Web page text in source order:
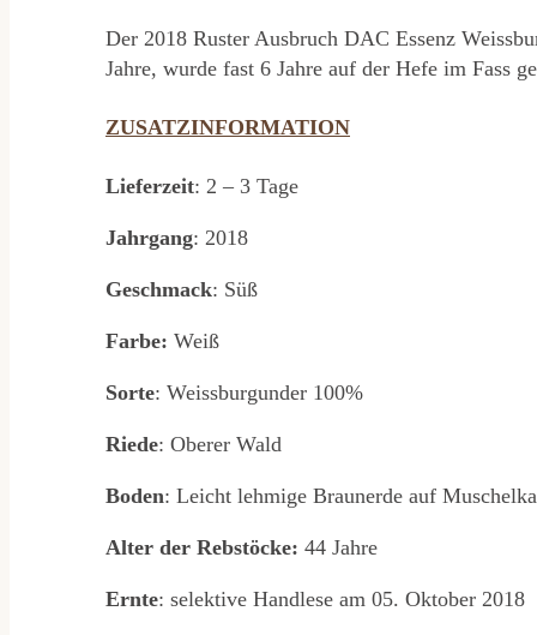
Der 2018 Ruster Ausbruch DAC Essenz
Jahre, wurde fast 6 Jahre auf der Hefe im Fass
ZUSATZINFORMATION
Lieferzeit: 2 – 3 Tage
Jahrgang: 2018
Geschmack: Süß
Farbe: Weiß
Sorte: Weissburgunder 100%
Riede: Oberer Wald
Boden: Leicht lehmige Braunerde auf
Alter der Rebstöcke: 44 Jahre
Ernte: selektive Handlese am 05. Oktober 2018